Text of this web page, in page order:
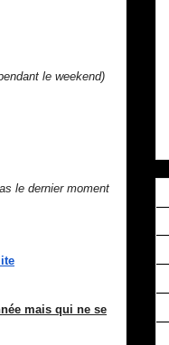
le weekend)
le dernier moment
mais qui ne se